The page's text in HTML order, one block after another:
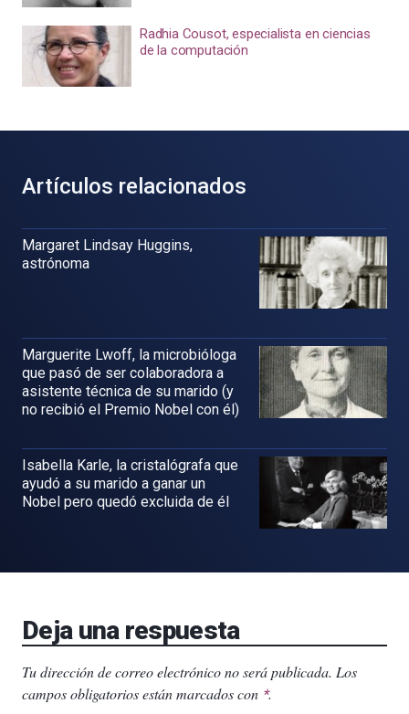
Radhia Cousot, especialista en ciencias
de la computación
Artículos relacionados
Margaret Lindsay Huggins,
astrónoma
Marguerite Lwoff, la microbióloga
que pasó de ser colaboradora a
asistente técnica de su marido (y
no recibió el Premio Nobel con él)
Isabella Karle, la cristalógrafa que
ayudó a su marido a ganar un
Nobel pero quedó excluida de él
Deja una respuesta
Tu dirección de correo electrónico no será publicada. Los
campos obligatorios están marcados con *.